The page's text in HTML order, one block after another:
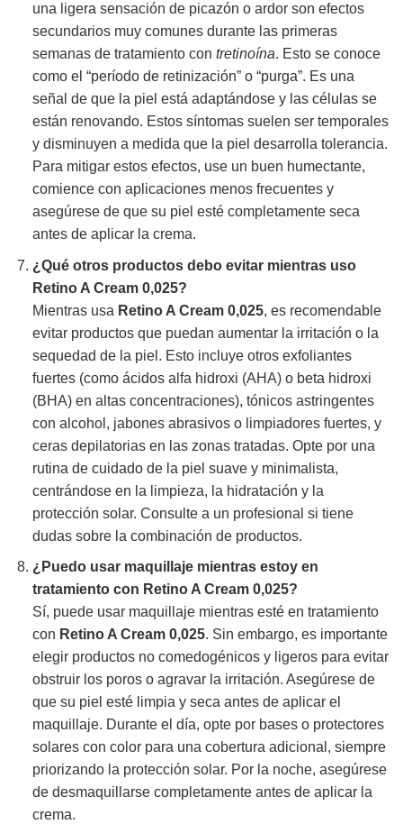
una ligera sensación de picazón o ardor son efectos
secundarios muy comunes durante las primeras
semanas de tratamiento con tretinoína. Esto se conoce
como el “período de retinización” o “purga”. Es una
señal de que la piel está adaptándose y las células se
están renovando. Estos síntomas suelen ser temporales
y disminuyen a medida que la piel desarrolla tolerancia.
Para mitigar estos efectos, use un buen humectante,
comience con aplicaciones menos frecuentes y
asegúrese de que su piel esté completamente seca
antes de aplicar la crema.
¿Qué otros productos debo evitar mientras uso
Retino A Cream 0,025?
Mientras usa Retino A Cream 0,025, es recomendable
evitar productos que puedan aumentar la irritación o la
sequedad de la piel. Esto incluye otros exfoliantes
fuertes (como ácidos alfa hidroxi (AHA) o beta hidroxi
(BHA) en altas concentraciones), tónicos astringentes
con alcohol, jabones abrasivos o limpiadores fuertes, y
ceras depilatorias en las zonas tratadas. Opte por una
rutina de cuidado de la piel suave y minimalista,
centrándose en la limpieza, la hidratación y la
protección solar. Consulte a un profesional si tiene
dudas sobre la combinación de productos.
¿Puedo usar maquillaje mientras estoy en
tratamiento con Retino A Cream 0,025?
Sí, puede usar maquillaje mientras esté en tratamiento
con Retino A Cream 0,025. Sin embargo, es importante
elegir productos no comedogénicos y ligeros para evitar
obstruir los poros o agravar la irritación. Asegúrese de
que su piel esté limpia y seca antes de aplicar el
maquillaje. Durante el día, opte por bases o protectores
solares con color para una cobertura adicional, siempre
priorizando la protección solar. Por la noche, asegúrese
de desmaquillarse completamente antes de aplicar la
crema.